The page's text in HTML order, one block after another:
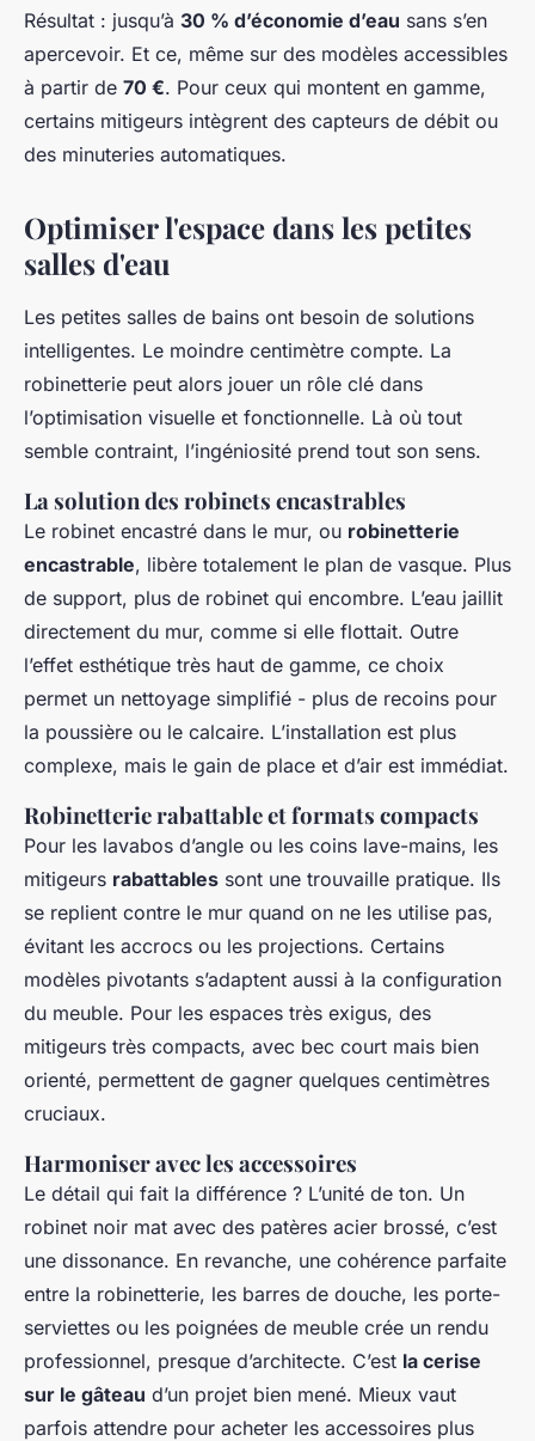
Résultat : jusqu’à 30 % d’économie d’eau sans s’en
apercevoir. Et ce, même sur des modèles accessibles
à partir de 70 €. Pour ceux qui montent en gamme,
certains mitigeurs intègrent des capteurs de débit ou
des minuteries automatiques.
Optimiser l'espace dans les petites
salles d'eau
Les petites salles de bains ont besoin de solutions
intelligentes. Le moindre centimètre compte. La
robinetterie peut alors jouer un rôle clé dans
l’optimisation visuelle et fonctionnelle. Là où tout
semble contraint, l’ingéniosité prend tout son sens.
La solution des robinets encastrables
Le robinet encastré dans le mur, ou robinetterie
encastrable, libère totalement le plan de vasque. Plus
de support, plus de robinet qui encombre. L’eau jaillit
directement du mur, comme si elle flottait. Outre
l’effet esthétique très haut de gamme, ce choix
permet un nettoyage simplifié - plus de recoins pour
la poussière ou le calcaire. L’installation est plus
complexe, mais le gain de place et d’air est immédiat.
Robinetterie rabattable et formats compacts
Pour les lavabos d’angle ou les coins lave-mains, les
mitigeurs rabattables sont une trouvaille pratique. Ils
se replient contre le mur quand on ne les utilise pas,
évitant les accrocs ou les projections. Certains
modèles pivotants s’adaptent aussi à la configuration
du meuble. Pour les espaces très exigus, des
mitigeurs très compacts, avec bec court mais bien
orienté, permettent de gagner quelques centimètres
cruciaux.
Harmoniser avec les accessoires
Le détail qui fait la différence ? L’unité de ton. Un
robinet noir mat avec des patères acier brossé, c’est
une dissonance. En revanche, une cohérence parfaite
entre la robinetterie, les barres de douche, les porte-
serviettes ou les poignées de meuble crée un rendu
professionnel, presque d’architecte. C’est la cerise
sur le gâteau d’un projet bien mené. Mieux vaut
parfois attendre pour acheter les accessoires plus